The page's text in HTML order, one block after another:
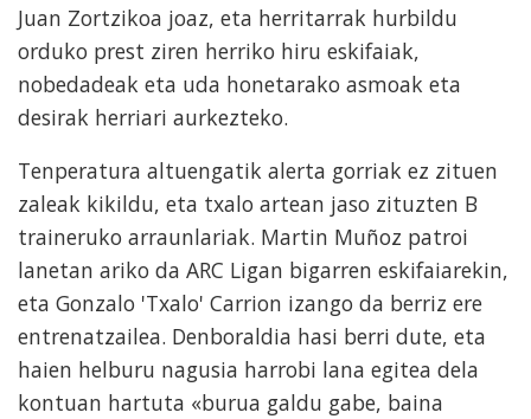
Juan Zortzikoa joaz, eta herritarrak hurbildu
orduko prest ziren herriko hiru eskifaiak,
nobedadeak eta uda honetarako asmoak eta
desirak herriari aurkezteko.
Tenperatura altuengatik alerta gorriak ez zituen
zaleak kikildu, eta txalo artean jaso zituzten B
traineruko arraunlariak. Martin Muñoz patroi
lanetan ariko da ARC Ligan bigarren eskifaiarekin,
eta Gonzalo 'Txalo' Carrion izango da berriz ere
entrenatzailea. Denboraldia hasi berri dute, eta
haien helburu nagusia harrobi lana egitea dela
kontuan hartuta «burua galdu gabe, baina